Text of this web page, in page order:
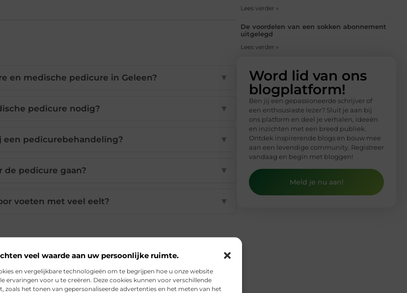
veel waarde aan uw persoonlijke ruimte.
en vergelijkbare technologieën om te begrijpen hoe u onze website
ervaringen voor u te creëren. Deze cookies kunnen voor verschillende
zoals het tonen van gepersonaliseerde advertenties en het meten van het
en medische pedicure in Geleen? ▼
pedicure nodig? ▼
een pedicurebehandeling? ▼
de pedicure gaan? ▼
voeten met veel eelt? ▼
Lees verder »
De voordelen van een sokken abonnement
uitgelegd
Lees verder »
Word lid van ons
blogplatform!
Ben jij een gepassioneerde schrijver of
een enthousiaste lezer? Sluit je aan bij
ons platform en deel je verhalen, ideeën
en inzichten met een breed publiek.
Ontdek inspirerende blogs en bouw mee
aan een levendige community. Registreer
vandaag en begin met bloggen!
Meld je nu aan!